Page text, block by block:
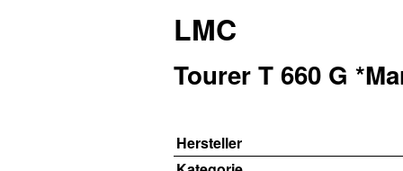
LMC
Tourer T 660 G
Hersteller